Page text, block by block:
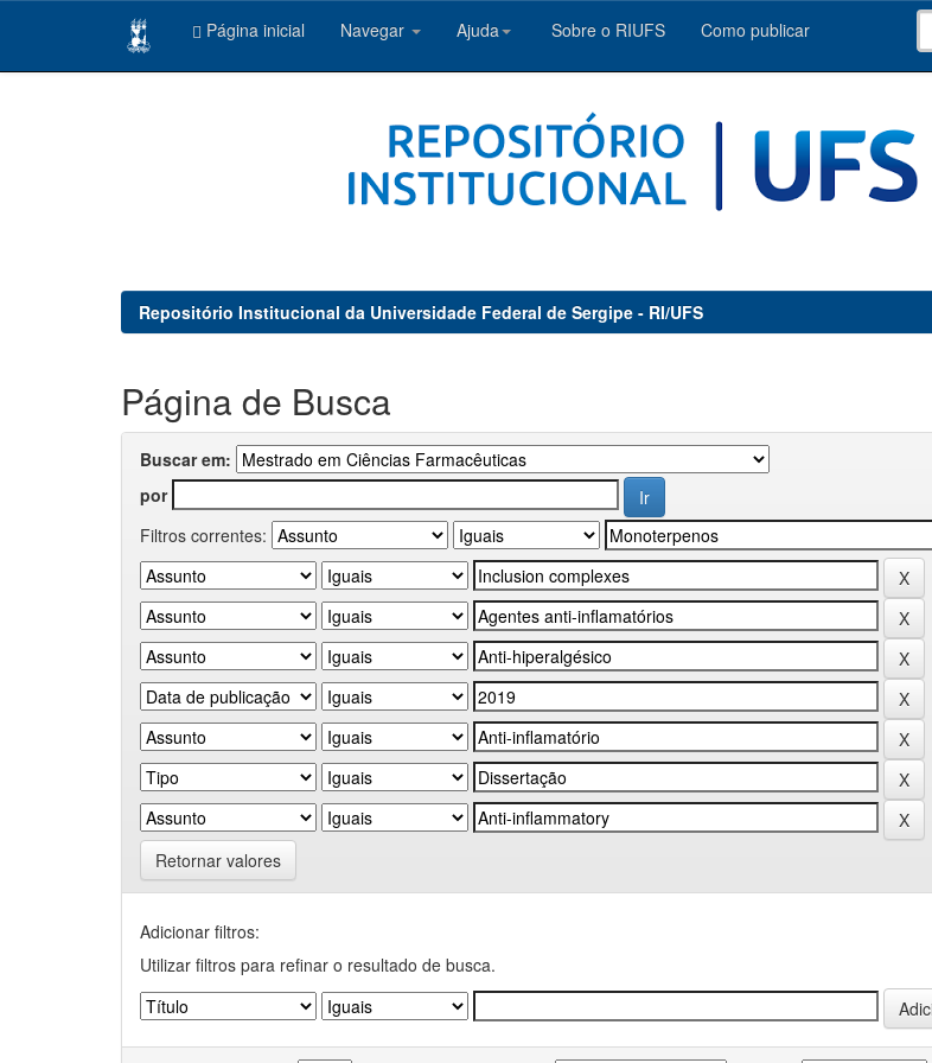
Página inicial Navegar Ajuda Sobre o RIUFS Como publicar
Repositório Institucional da Universidade Federal de Sergipe - RI/UFS
Página de Busca
Buscar em:
por
Filtros correntes:
Retornar valores
Adicionar filtros:
Utilizar filtros para refinar o resultado de busca.